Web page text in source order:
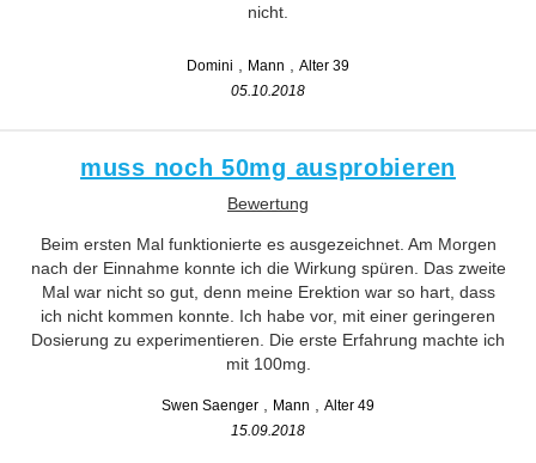
nicht.
Domini Mann
Alter 39
05.10.2018
muss noch 50mg ausprobieren
Bewertung
Beim ersten Mal funktionierte es ausgezeichnet. Am Morgen
nach der Einnahme konnte ich die Wirkung spüren. Das zweite
Mal war nicht so gut, denn meine Erektion war so hart, dass
ich nicht kommen konnte. Ich habe vor, mit einer geringeren
Dosierung zu experimentieren. Die erste Erfahrung machte ich
mit 100mg.
Swen Saenger Mann
Alter 49
15.09.2018